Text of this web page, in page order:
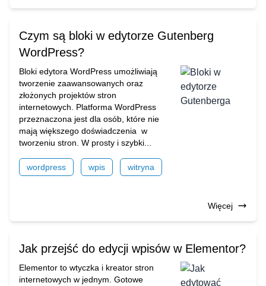
Czym są bloki w edytorze Gutenberg
WordPress?
Bloki edytora WordPress umożliwiają
tworzenie zaawansowanych oraz
złożonych projektów stron
internetowych. Platforma WordPress
przeznaczona jest dla osób, które nie
mają większego doświadczenia w
tworzeniu stron. W prosty i szybki...
wordpress wpis witryna
Więcej
Jak przejść do edycji wpisów w Elementor?
Elementor to wtyczka i kreator stron
internetowych w jednym. Gotowe